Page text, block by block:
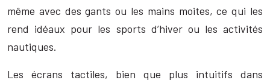
même avec des gants ou les mains moites, ce qui les
rend idéaux pour les sports d’hiver ou les activités
nautiques.
Les écrans tactiles, bien que plus intuitifs dans